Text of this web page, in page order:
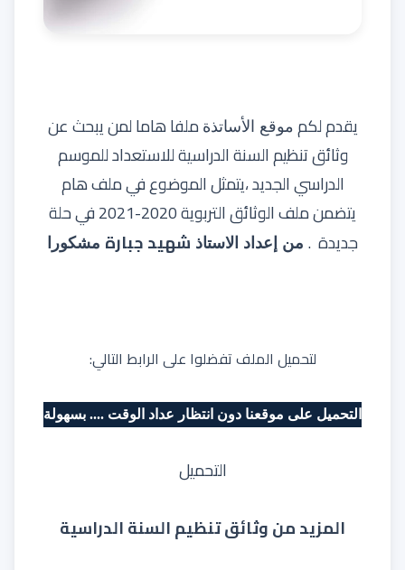
يقدم لكمموقع الأساتذة ملفا هاما لمن يبحث عن
وثائق تنظيم السنة الدراسية للاستعداد للموسم
الدراسي الجديد ،يتمثل الموضوع في ملف هام
يتضمن ملف الوثائق التربوية 2020-2021 في حلة
جديدة . من إعداد الاستاذ شهيد جبارة مشكورا
لتحميل الملف تفضلوا على الرابط التالي:
التحميل على موقعنا دون انتظار عداد الوقت .... بسهولة
التحميل
المزيد من وثائق تنظيم السنة الدراسية